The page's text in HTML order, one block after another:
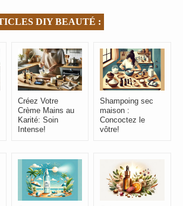
DIY BEAUTÉ :
Créez Votre
Crème Mains au
Karité: Soin
Intense!
Shampoing sec
maison :
Concoctez le
vôtre!